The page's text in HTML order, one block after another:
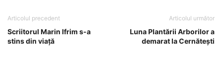
Articolul precedent
Scriitorul Marin Ifrim s-a
stins din viață
Articolul următor
Luna Plantării Arborilor a
demarat la Cernătești